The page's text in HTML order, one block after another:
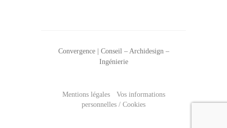
Convergence | Conseil – Archidesign –
Ingénierie
Mentions légales– Vos informations
personnelles / Cookies